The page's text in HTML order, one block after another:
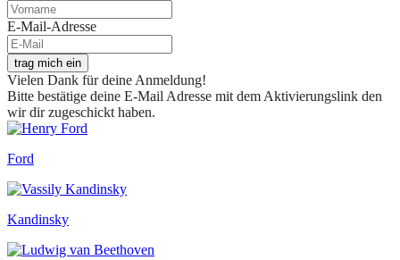
E-Mail-Adresse
trag mich ein
Vielen Dank für deine Anmeldung!
Bitte bestätige deine E-Mail Adresse mit dem Aktivierungslink den
wir dir zugeschickt haben.
Ford
Kandinsky